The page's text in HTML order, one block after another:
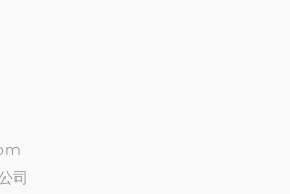
司